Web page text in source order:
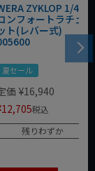
ZYKLOP 1/4"
ンフォートラチェ
ト(レバー式)
夏セール
価 ¥16,940
12,705税込
残りわずか